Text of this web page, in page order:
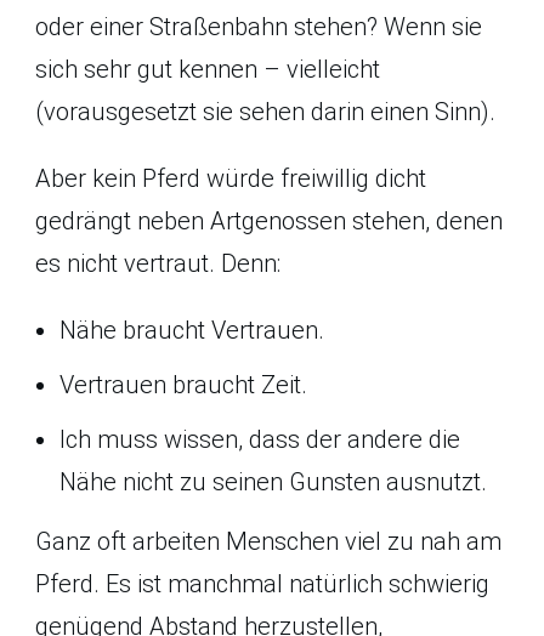
oder einer Straßenbahn stehen? Wenn sie
sich sehr gut kennen – vielleicht
(vorausgesetzt sie sehen darin einen Sinn).
Aber kein Pferd würde freiwillig dicht
gedrängt neben Artgenossen stehen, denen
es nicht vertraut. Denn:
Nähe braucht Vertrauen.
Vertrauen braucht Zeit.
Ich muss wissen, dass der andere die
Nähe nicht zu seinen Gunsten ausnutzt.
Ganz oft arbeiten Menschen viel zu nah am
Pferd. Es ist manchmal natürlich schwierig
genügend Abstand herzustellen,